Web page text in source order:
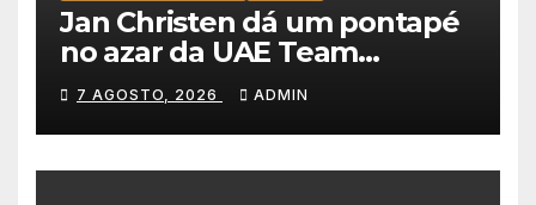
Jan Christen dá um pontapé
no azar da UAE Team
Emirates e vence na Volta a
Polónia
7 AGOSTO, 2026 ADMIN